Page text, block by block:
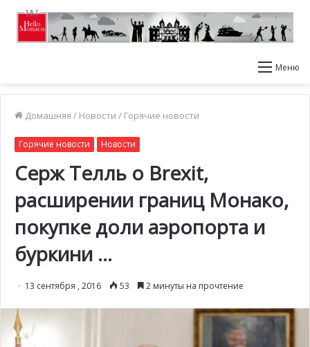
Меню
Домашняя / Новости / Горячие новости
Горячие новости Новости
Серж Телль о Brexit,
расширении границ Монако,
покупке доли аэропорта и
буркини …
13 сентября , 2016 53 2 минуты на прочтение